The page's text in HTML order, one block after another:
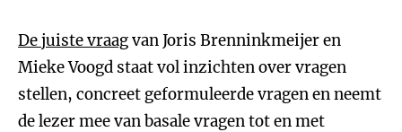
De juiste vraagvan Joris Brenninkmeijer en
Mieke Voogd staat vol inzichten over vragen
stellen, concreet geformuleerde vragen en neemt
de lezer mee van basale vragen tot en met